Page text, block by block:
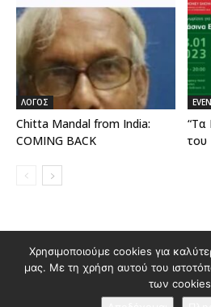
ΛΟΓΟΣ
Chitta Mandal from India:
COMING BACK
“Τα
του
Διαφημιστείτε στο
Όροι χρήσης & Πολιτική
Επικοινωνία
Χρησιμοποιούμε cookies για
μας. Με τη χρήση αυτού του
των